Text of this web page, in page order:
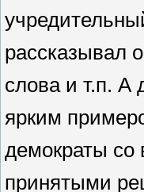
рассказывал
слова и т.п. А
ярким
демократы со
принятыми